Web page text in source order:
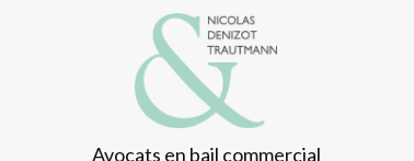
Avocats en bail commercial